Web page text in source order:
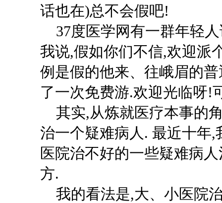
话也在)总
37度医学网有一群年轻
我说,假如你们不信,欢迎派
例是假的他来、往峨眉的
了一次免费游.欢迎光临呀!
其实,从炼就医疗本事的
治一个疑难病人. 最近十年
医院治不好的一些疑难病
方.
我的看法是,大、小医院